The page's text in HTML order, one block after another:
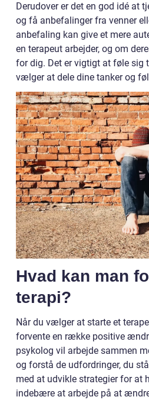
Derudover er det en god idé at
og få anbefalinger fra venner
anbefaling kan give et mere
en terapeut arbejder, og om
for dig. Det er vigtigt at føle sig
vælger at dele dine tanker og
Hvad kan man
terapi?
Når du vælger at starte et
forvente en række positive
psykolog vil arbejde sammen
og forstå de udfordringer, du
med at udvikle strategier for at
indebære at arbejde på at